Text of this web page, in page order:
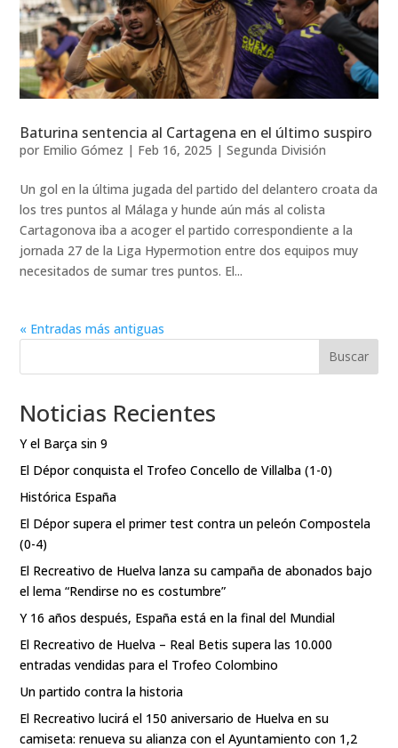
Baturina sentencia al Cartagena en el último suspiro
por Emilio Gómez | Feb 16, 2025 |Segunda División
Un gol en la última jugada del partido del delantero croata da
los tres puntos al Málaga y hunde aún más al colista
Cartagonova iba a acoger el partido correspondiente a la
jornada 27 de la Liga Hypermotion entre dos equipos muy
necesitados de sumar tres puntos. El...
« Entradas más antiguas
Buscar
Noticias Recientes
Y el Barça sin 9
El Dépor conquista el Trofeo Concello de Villalba (1-0)
Histórica España
El Dépor supera el primer test contra un peleón Compostela
(0-4)
El Recreativo de Huelva lanza su campaña de abonados bajo
el lema “Rendirse no es costumbre”
Y 16 años después, España está en la final del Mundial
El Recreativo de Huelva – Real Betis supera las 10.000
entradas vendidas para el Trofeo Colombino
Un partido contra la historia
El Recreativo lucirá el 150 aniversario de Huelva en su
camiseta: renueva su alianza con el Ayuntamiento con 1,2